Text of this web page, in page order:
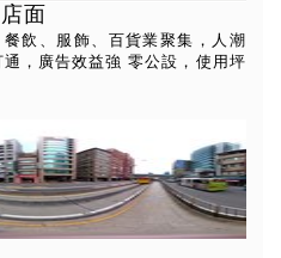
面
飲、服飾、百貨業聚集，人潮
，廣告效益強 零公設，使用坪
729